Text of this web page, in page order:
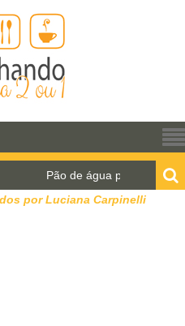
World Bread Day 2021
por Luciana Carpinelli